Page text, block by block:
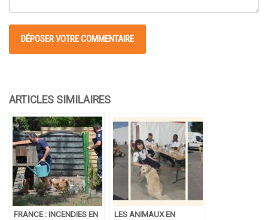
FRANCE : INCENDIES EN
LES ANIMAUX EN